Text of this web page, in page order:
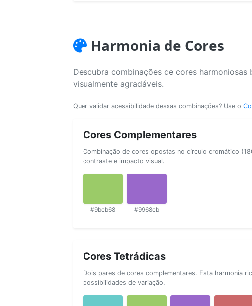
Harmonia de Cores
Descubra combinações de cores
visualmente agradáveis.
Quer validar acessibilidade dessas combinações? Use o
Cores Complementares
Combinação de cores opostas no círculo cromático
contraste e impacto visual.
#9bcb68 #9968cb
Cores Tetrádicas
Dois pares de cores complementares. Esta harmonia
possibilidades de variação.